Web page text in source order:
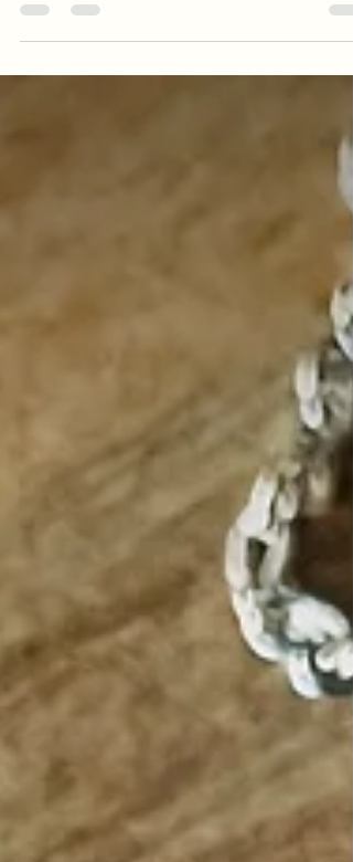
des couleurs porte-bonheur qui leur sont...